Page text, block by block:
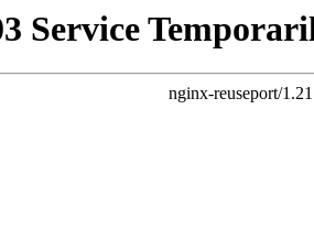
Service
nginx-reuseport/